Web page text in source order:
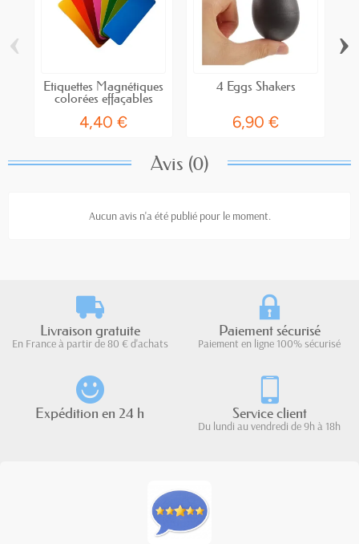
Etiquettes Magnétiques
colorées effaçables
4,40 €
4 Eggs Shakers
6,90 €
‹ ›
Avis (0)
Aucun avis n'a été publié pour le moment.
Livraison gratuite
En France à partir de 80 € d'achats
Paiement sécurisé
Paiement en ligne 100% sécurisé
Expédition en 24 h Service client
Du lundi au vendredi de 9h à 18h